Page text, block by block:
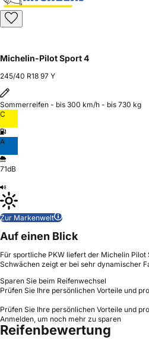
Michelin-Pilot Sport 4
245/40 R18 97 Y
Sommerreifen - bis 300 km/h - bis 730 kg
C
A
71dB
Zur Markenwelt
Auf einen Blick
Für sportliche PKW liefert der Michelin
Schwächen zeigt er bei sehr dynamischer
Sparen Sie beim Reifenwechsel
Prüfen Sie Ihre persönlichen Vorteile und
Prüfen Sie Ihre persönlichen Vorteile und
Anmelden, um noch mehr zu sparen
Reifenbewertung